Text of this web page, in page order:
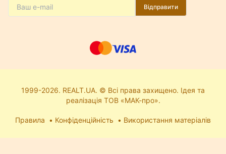
Відправити
1999-2026. REALT.UA. © Всі права захищено. Ідея та
реалізація ТОВ «МАК-про».
Правила Конфіденційність Використання матеріалів